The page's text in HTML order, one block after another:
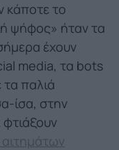
κάποτε το
ψήφος» ήταν τα
έχουν
media, τα bots
τα παλιά
ίσα, στην
φτιάξουν